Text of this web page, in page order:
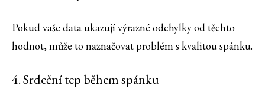
Pokud vaše data ukazují výrazné odchylky od těchto
hodnot, může to naznačovat problém s kvalitou spánku.
4. Srdeční tep během spánku